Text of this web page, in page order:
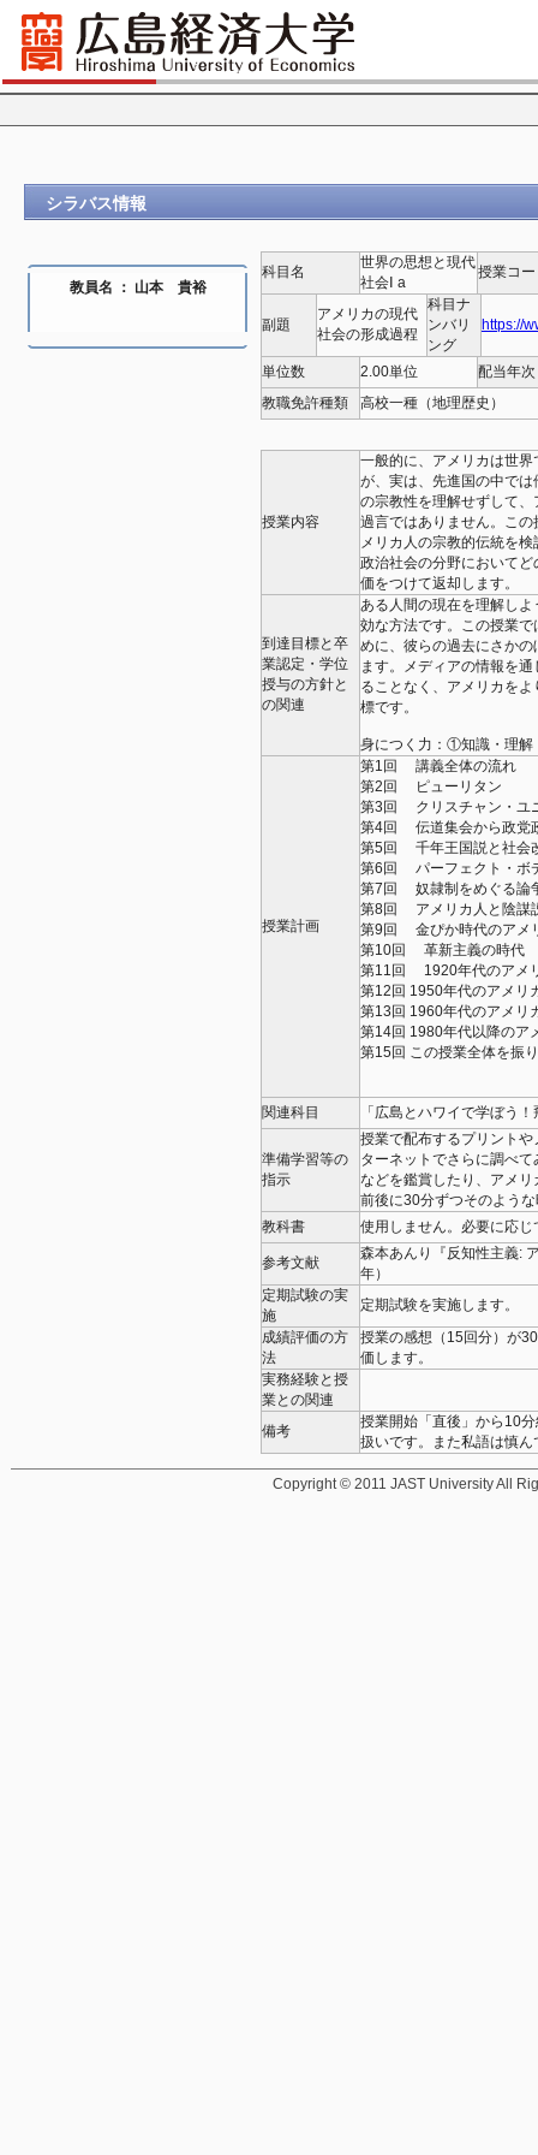
シラバス情報
教員名 ： 山本 貴裕
科目名
世界の思想と現代
社会Ⅰ a
授業コ
副題
アメリカの現代
社会の形成過程
科目ナ
ンバリ
ング
https://
単位数 2.00単位
配当年次
教職免許種類
高校一種（地理歴史）
授業内容
一般的に、アメリカは世
が、実は、先進国の中で
の宗教性を理解せずして
過言ではありません。こ
メリカ人の宗教的伝統を
政治社会の分野において
価をつけて返却します。
到達目標と卒
業認定・学位
授与の方針と
の関連
ある人間の現在を理解し
効な方法です。この授業
めに、彼らの過去にさか
ます。メディアの情報を
ることなく、アメリカを
標です。
身につく力：①知識・理解
授業計画
第1回 講義全体の流れ
第2回 ピューリタン
第3回 クリスチャン・ユ
第4回 伝道集会から政
第5回 千年王国説と社
第6回 パーフェクト・
第7回 奴隷制をめぐる
第8回 アメリカ人と陰謀
第9回 金ぴか時代のア
第10回 革新主義の時代
第11回 1920年代のアメ
第12回 1950年代のアメ
第13回 1960年代のアメ
第14回 1980年代以降の
第15回 この授業全体を
関連科目 「広島とハワイで学ぼう
準備学習等の
指示
授業で配布するプリント
ターネットでさらに調べ
などを鑑賞したり、アメ
前後に30分ずつそのよう
教科書
使用しません。必要に応
参考文献
森本あんり『反知性主義:
年）
定期試験の実
施
定期試験を実施します。
成績評価の方
法
授業の感想（15回分）が
価します。
実務経験と授
業との関連
備考
授業開始「直後」から10
扱いです。また私語は慎ん